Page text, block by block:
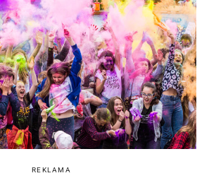
REKLAMA